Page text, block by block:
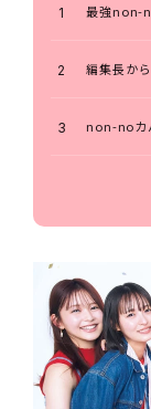
最強non-
編集長か
non-noカ